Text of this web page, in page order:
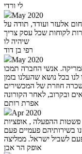
לי ורדי
May 2020
אלעזר ועודד, תודה על
לקוחות שכל עסק צריך
שיהיה לו
רפי בן דוד
May 2020
אמריקה. אנשי החברה תמכו
בכל נושא שהעלנו בזמן
חוזרת של המכשירים
אפרת רותם
Apr 2020
פשטות ההפעלה , אופציות
בשירותיהם פעמיים פעם
אופק הר אבן